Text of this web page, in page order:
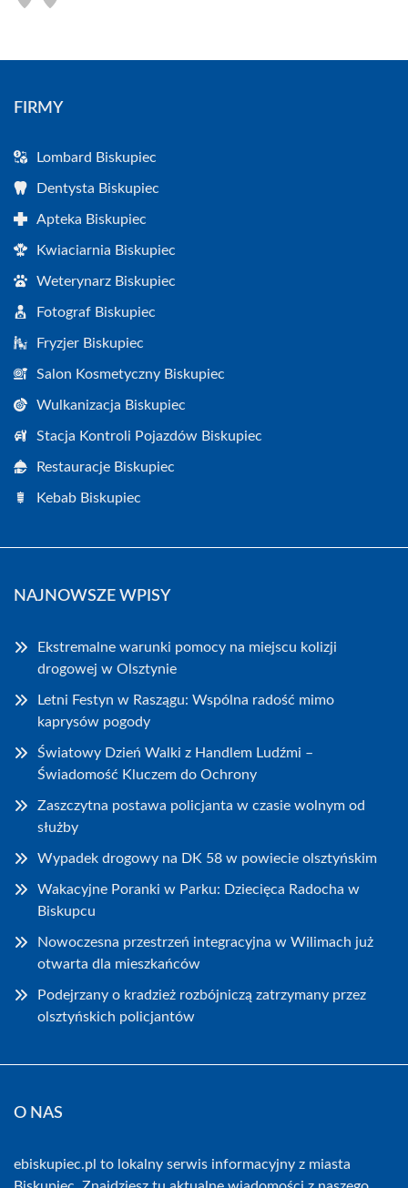
FIRMY
Lombard Biskupiec
Dentysta Biskupiec
Apteka Biskupiec
Kwiaciarnia Biskupiec
Weterynarz Biskupiec
Fotograf Biskupiec
Fryzjer Biskupiec
Salon Kosmetyczny Biskupiec
Wulkanizacja Biskupiec
Stacja Kontroli Pojazdów Biskupiec
Restauracje Biskupiec
Kebab Biskupiec
NAJNOWSZE WPISY
Ekstremalne warunki pomocy na miejscu kolizji
drogowej w Olsztynie
Letni Festyn w Raszągu: Wspólna radość mimo
kaprysów pogody
Światowy Dzień Walki z Handlem Ludźmi –
Świadomość Kluczem do Ochrony
Zaszczytna postawa policjanta w czasie wolnym od
służby
Wypadek drogowy na DK 58 w powiecie olsztyńskim
Wakacyjne Poranki w Parku: Dziecięca Radocha w
Biskupcu
Nowoczesna przestrzeń integracyjna w Wilimach już
otwarta dla mieszkańców
Podejrzany o kradzież rozbójniczą zatrzymany przez
olsztyńskich policjantów
O NAS
ebiskupiec.pl to lokalny serwis informacyjny z miasta